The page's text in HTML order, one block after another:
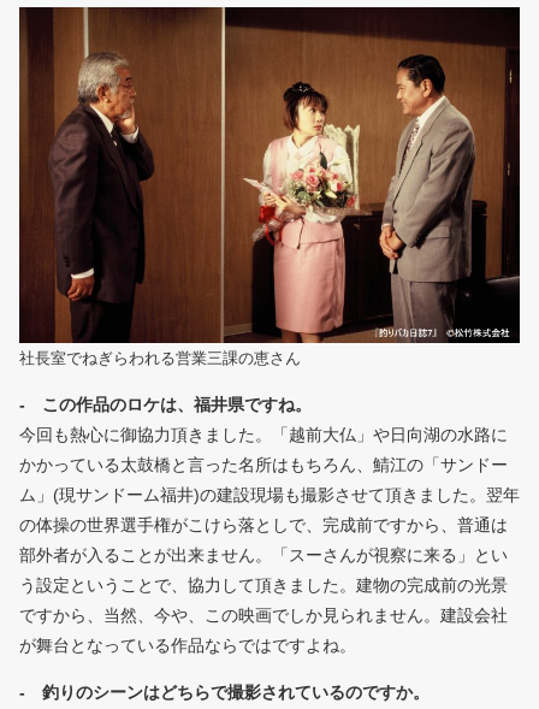
社長室でねぎらわれる営業三課の恵さん
- この作品のロケは、福井県ですね。
今回も熱心に御協力頂きました。「越前大仏」や日向湖の水路に
かかっている太鼓橋と言った名所はもちろん、鯖江の「サンドー
ム」(現サンドーム福井)の建設現場も撮影させて頂きました。翌年
の体操の世界選手権がこけら落としで、完成前ですから、普通は
部外者が入ることが出来ません。「スーさんが視察に来る」とい
う設定ということで、協力して頂きました。建物の完成前の光景
ですから、当然、今や、この映画でしか見られません。建設会社
が舞台となっている作品ならではですよね。
- 釣りのシーンはどちらで撮影されているのですか。